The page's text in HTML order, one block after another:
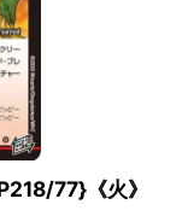
77}《火》